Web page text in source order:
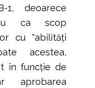
1, deoarece
ca scop
cu "abilități
acestea,
în funcție de
aprobarea